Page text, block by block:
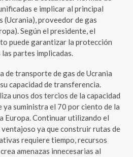
e implicar al principal
(Ucrania), proveedor de gas
Según el presidente, el
puede garantizar la protección
partes implicadas.
de transporte de gas de Ucrania
capacidad de transferencia.
unos dos tercios de la capacidad
ya suministra el 70 por ciento de la
Europa. Continuar utilizando el
ya que construir rutas de
requiere tiempo, recursos
amenazas innecesarias al